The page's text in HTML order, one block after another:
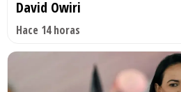
David Owiri
Hace 14 horas